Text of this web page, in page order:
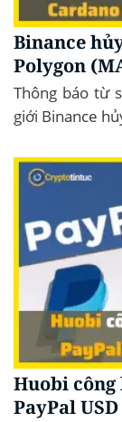
Binance
Polygon
Thông báo từ
giới Binance
Huobi
PayPal